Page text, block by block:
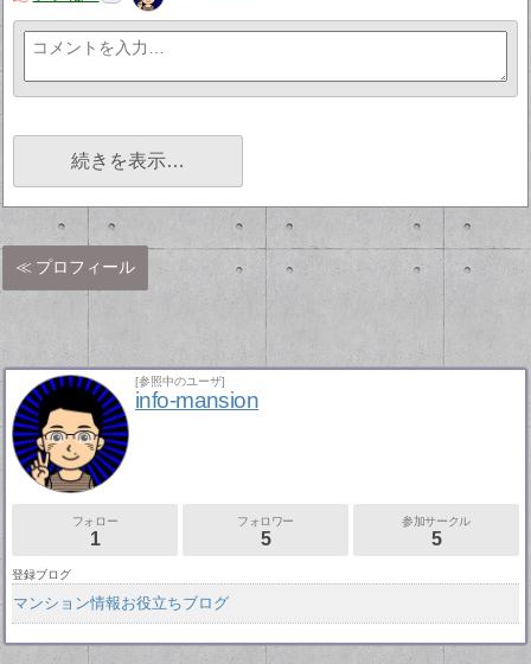
続きを表示…
プロフィール
[参照中のユーザ]
info-mansion
フォロー
1
フォロワー
5
参加サークル
5
登録ブログ
マンション情報お役立ちブログ